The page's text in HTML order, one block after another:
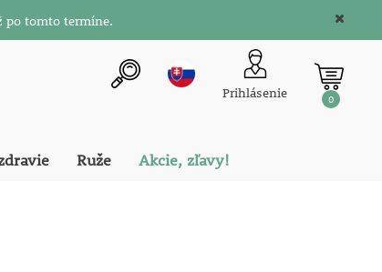
po tomto termíne.
Prihlásenie 0
Ruže Akcie, zľavy!